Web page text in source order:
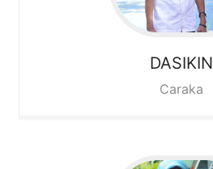
DASIKIN
Caraka